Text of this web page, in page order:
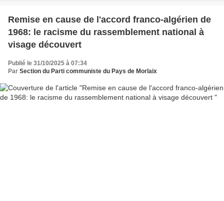
Remise en cause de l'accord franco-algérien de
1968: le racisme du rassemblement national à
visage découvert
Publié le 31/10/2025 à 07:34
Par Section du Parti communiste du Pays de Morlaix